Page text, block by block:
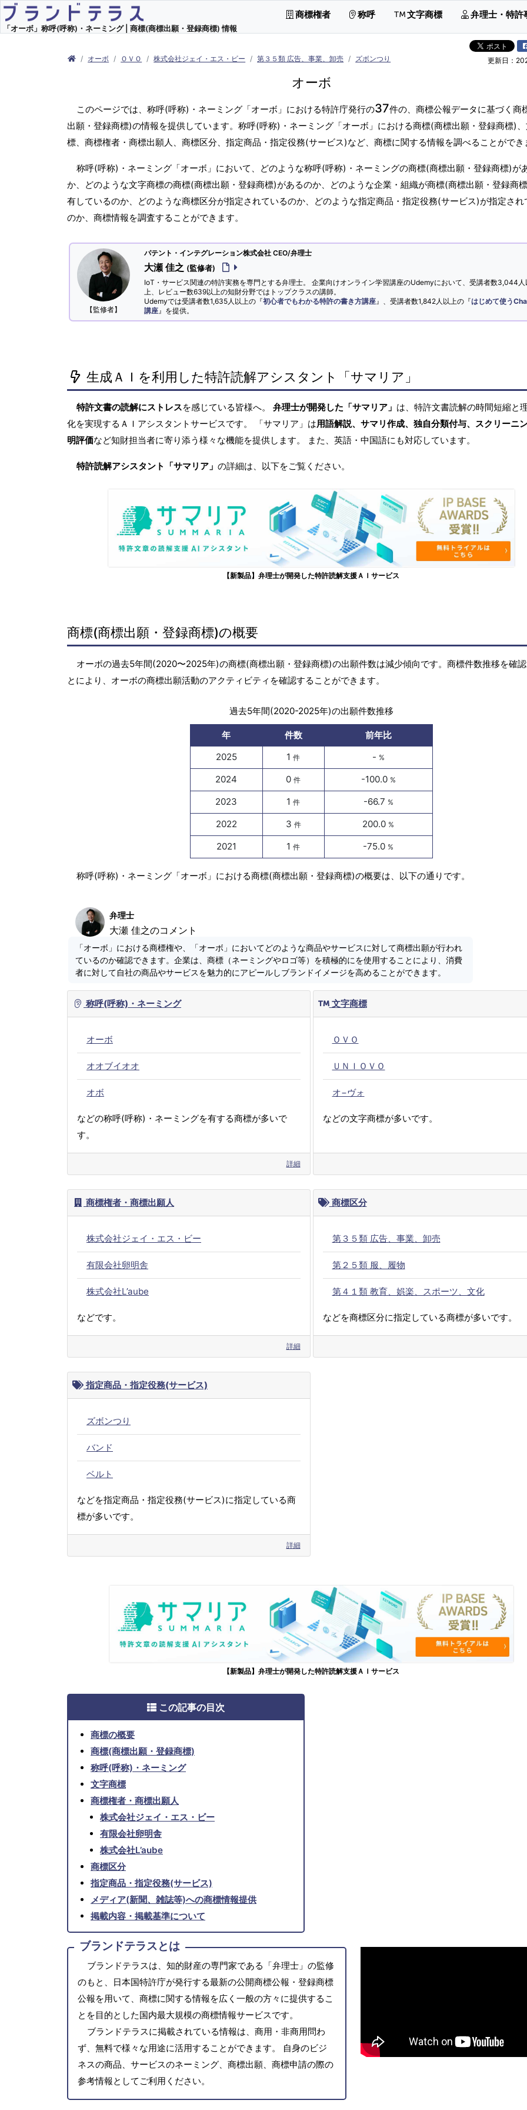
「オーボ」称呼(呼称)・ネーミング | 商標(商標出願・登録商標) 情報
商標権者 称呼 文字商標 弁理士・特許
オーボ ＯＶＯ 株式会社ジェイ・エス・ビー 第３５類 広告、事業、卸売 ズボンつり 更新日：
オーボ
このページでは、称呼(呼称)・ネーミング「オーボ」における特許庁発行の37件の、商標公報データに基づく商
出願・登録商標)の情報を提供しています。称呼(呼称)・ネーミング「オーボ」における商標(商標出願・登録商標)
標、商標権者・商標出願人、商標区分、指定商品・指定役務(サービス)など、商標に関する情報を調べることができ
称呼(呼称)・ネーミング「オーボ」において、どのような称呼(呼称)・ネーミングの商標(商標出願・登録商標)が
か、どのような文字商標の商標(商標出願・登録商標)があるのか、どのような企業・組織が商標(商標出願・登録商
有しているのか、どのような商標区分が指定されているのか、どのような指定商品・指定役務(サービス)が指定され
のか、商標情報を調査することができます。
【監修者】
パテント・インテグレーション株式会社 CEO/弁理士
大瀬 佳之 (監修者)
IoT・サービス関連の特許実務を専門とする弁理士。 企業向けオンライン学習講座のUdemyにおいて、受講者数3,044人
上、レビュー数639以上の知財分野ではトップクラスの講師。
Udemyでは受講者数1,635人以上の『初心者でもわかる特許の書き方講座 』、受講者数1,842人以上の『はじめて使う
講座 』を提供。
生成ＡＩを利用した特許読解アシスタント「サマリア」
特許文書の読解にストレスを感じている皆様へ。 弁理士が開発した「サマリア」 は、特許文書読解の時間短縮と
化を実現するＡＩアシスタントサービスです。 「サマリア」は用語解説、サマリ作成、独自分類付与、スクリーニ
明評価など知財担当者に寄り添う様々な機能を提供します。 また、英語・中国語にも対応しています。
特許読解アシスタント「サマリア」 の詳細は、以下をご覧ください。
【新製品】弁理士が開発した特許読解支援ＡＩサービス
商標(商標出願・登録商標)の概要
オーボの過去5年間(2020〜2025年)の商標(商標出願・登録商標)の出願件数は減少傾向です。商標件数推移を確
とにより、オーボの商標出願活動のアクティビティを確認することができます。
過去5年間(2020-2025年)の出願件数推移
年 件数
前年比
2025
1件 - %
2024 0件 -100.0 %
2023 1件 -66.7 %
2022 3 件 200.0 %
2021 1件 -75.0 %
称呼(呼称)・ネーミング「オーボ」における商標(商標出願・登録商標)の概要は、以下の通りです。
弁理士
大瀬 佳之のコメント
「オーボ」における商標権や、「オーボ」においてどのような商品やサービスに対して商標出願が行われ
ているのか確認できます。企業は、商標（ネーミングやロゴ等）を積極的にを使用することにより、消費
者に対して自社の商品やサービスを魅力的にアピールしブランドイメージを高めることができます。
称呼(呼称)・ネーミング
オーボ
オオブイオオ
オボ
などの称呼(呼称)・ネーミングを有する商標が多いで
す。
詳細
文字商標
ＯＶＯ
ＵＮＩＯＶＯ
オ−ヴォ
などの文字商標が多いです。
商標権者・商標出願人
株式会社ジェイ・エス・ビー
有限会社卵明舎
株式会社L’aube
などです。
詳細
商標区分
第３５類 広告、事業、卸売
第２５類 服、履物
第４１類 教育、娯楽、スポーツ、文化
などを商標区分に指定している商標が多いです。
指定商品・指定役務(サービス)
ズボンつり
バンド
ベルト
などを指定商品・指定役務(サービス)に指定している商
標が多いです。
詳細
【新製品】弁理士が開発した特許読解支援ＡＩサービス
この記事の目次
商標の概要
商標(商標出願・登録商標)
称呼(呼称)・ネーミング
文字商標
商標権者・商標出願人
株式会社ジェイ・エス・ビー
有限会社卵明舎
株式会社L’aube
商標区分
指定商品・指定役務(サービス)
メディア(新聞、雑誌等)への商標情報提供
掲載内容・掲載基準について
ブランドテラスとは
ブランドテラスは、知的財産の専門家である「弁理士」の監修
のもと、日本国特許庁が発行する最新の公開商標公報・登録商標
公報を用いて、商標に関する情報を広く一般の方々に提供するこ
とを目的とした国内最大規模の商標情報サービスです。
ブランドテラスに掲載されている情報は、商用・非商用問わ
ず、無料で様々な用途に活用することができます。 自身のビジ
ネスの商品、サービスのネーミング、商標出願、商標申請の際の
参考情報としてご利用ください。